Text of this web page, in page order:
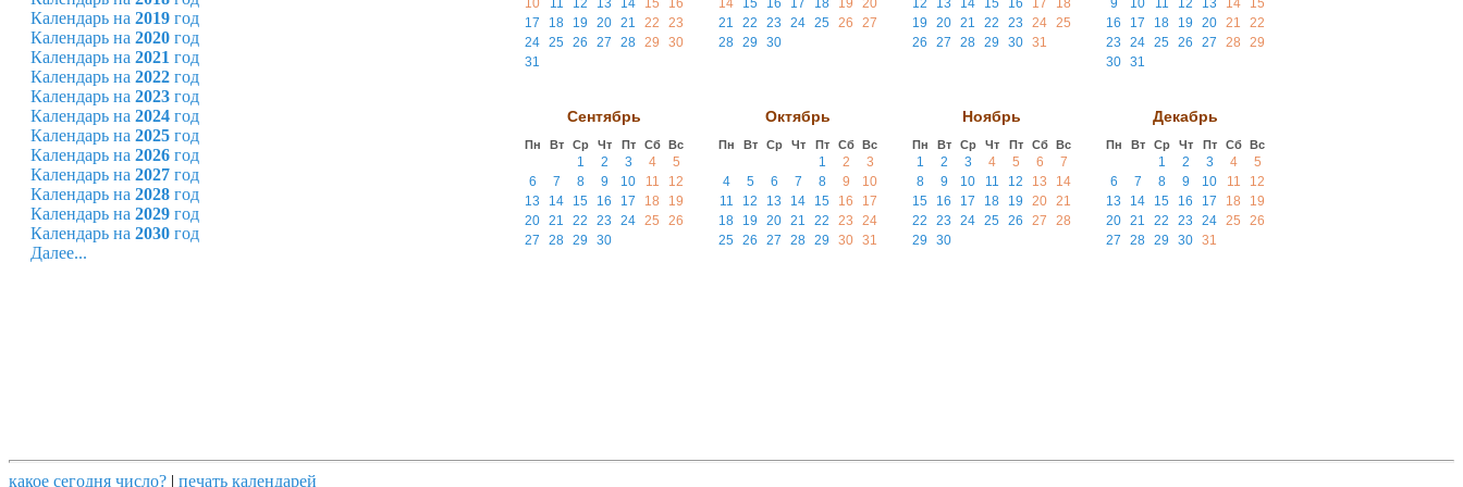
10 11 12 13 14 15
16
17
18 19 20 21 22
23
24 25 26 27 28 29
30
31
14 15 16 17 18 19
20
21
22 23 24 25 26
27
28 29 30
12 13 14 15 16 17
18
19
20 21 22 23 24 25
26
27 28 29 30 31
9 10 11 12 13 14
15
16
17 18 19 20 21
22
23
24 25 26 27 28
29
30 31
Сентябрь
Пн Вт Ср Чт Пт Сб Вс
1 2 3 4
5
6
7 8 9 10 11
12
13
14 15 16 17 18
19
20 21 22 23 24 25
26
27
28 29 30
Октябрь
Пн Вт Ср Чт Пт Сб Вс
1 2
3
4
5 6 7 8 9
10
11
12 13 14 15 16
17
18
19 20 21 22 23
24
25
26 27 28 29 30 31
Ноябрь
Пн Вт Ср Чт Пт Сб Вс
1 2 3 4 5 6
7
8
9 10 11 12 13
14
15
16 17 18 19 20 21
22
23 24 25 26 27
28
29
30
Декабрь
Пн Вт Ср Чт Пт Сб Вс
1 2 3 4
5
6
7 8 9 10 11
12
13
14 15 16 17 18
19
20 21 22 23 24 25
26
27
28 29 30 31
Календарь на 2019 год
Календарь на 2020 год
Календарь на 2021 год
Календарь на 2022 год
Календарь на 2023 год
Календарь на 2024 год
Календарь на 2025 год
Календарь на 2026 год
Календарь на 2027 год
Календарь на 2028 год
Календарь на 2029 год
Календарь на 2030 год
Далее...
какое сегодня число? | печать календарей